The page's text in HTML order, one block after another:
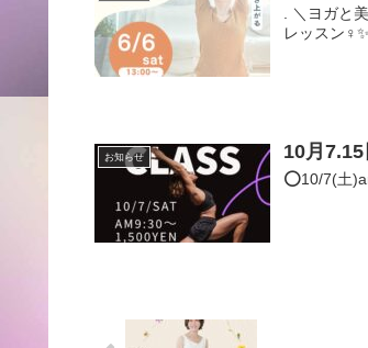
. ＼ヨガと
レッスン‍♀️✨
お知らせ 10月
⭕️10/7(土